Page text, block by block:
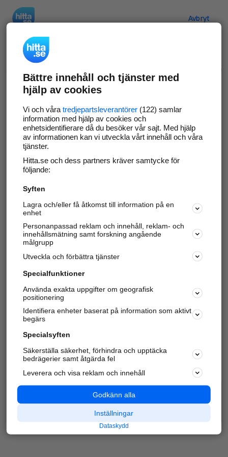
Avbryt
Verifiera ditt företag
Gör som 69 532företag
företagssida på hitta.se och syns bättre mot
kunder i ditt närområde. Helt kostnadsfritt.
Uppdatera din företagsinformation
Svara på och hantera dina omdömen
Har du redan verifierat ditt företag? Logga in
Varje vecka besöker du och4 miljoner
andra
härliga användare oss för att hitta rätt lokal
information om företag, privatpersoner och
platser.
Bättre innehåll och tjänster med
hjälp av cookies
Vi och våra tredjepartsleverantörer(122) samlar
information med hjälp av cookies och
enhetsidentifierare då du besöker vår sajt. Med hjälp
av informationen kan vi utveckla vårt innehåll och våra
tjänster.
Hitta.se och dess partners kräver samtycke för
följande:
Syften
Lagra och/eller få åtkomst till information på en
enhet
Personanpassad reklam och innehåll, reklam- och
innehållsmätning samt forskning angående
målgrupp
Utveckla och förbättra tjänster
Specialfunktioner
Använda exakta uppgifter om geografisk
positionering
Identifiera enheter baserat på information som aktivt
begärs
Specialsyften
Säkerställa säkerhet, förhindra och upptäcka
bedrägerier samt åtgärda fel
Leverera och visa reklam och innehåll
Godkänn alla
Inställningar
Dataskydd